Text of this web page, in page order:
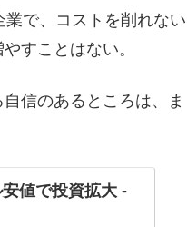
で、コストを削れない
すことはない。
信のあるところは、ま
値で投資拡大 -